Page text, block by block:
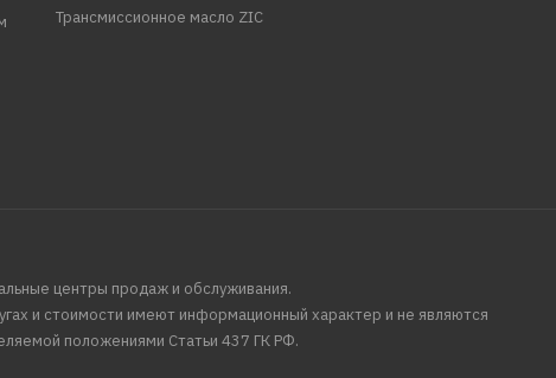
Трансмиссионное масло ZIC
центры продаж и обслуживания.
и стоимости имеют информационный характер и не являются
положениями Статьи 437 ГК РФ.